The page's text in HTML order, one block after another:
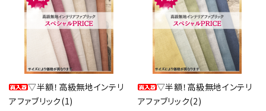
▽半額！高級無地インテリ
アファブリック(1)
▽半額！高級無地インテリ
アファブリック(2)